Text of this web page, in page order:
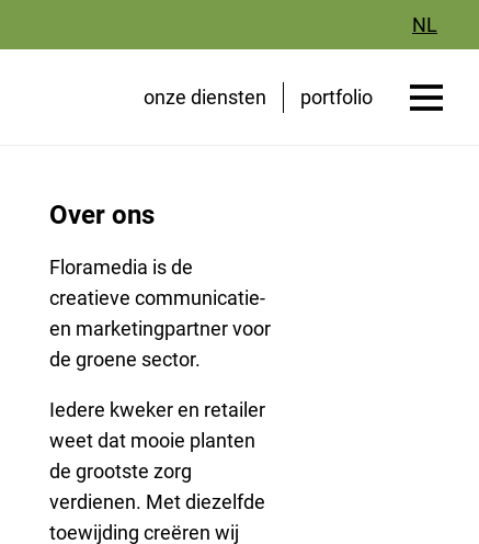
NL
onze diensten portfolio
Over ons
Floramedia is de
creatieve communicatie-
en marketingpartner voor
de groene sector.
Iedere kweker en retailer
weet dat mooie planten
de grootste zorg
verdienen. Met diezelfde
toewijding creëren wij